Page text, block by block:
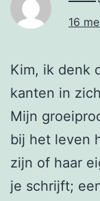
16
Kim, ik denk
kanten in
Mijn
bij het leven
zijn of haar
je schrijft;